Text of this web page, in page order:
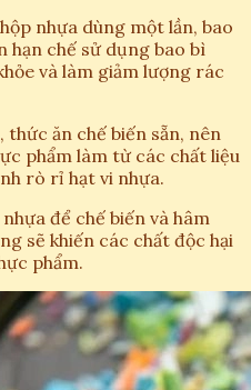
nhựa dùng một lần, bao
hạn chế sử dụng bao bì
và làm giảm lượng rác
ăn chế biến sẵn, nên
phẩm làm từ các chất liệu
rò rỉ hạt vi nhựa.
để chế biến và hâm
sẽ khiến các chất độc hại
phẩm.